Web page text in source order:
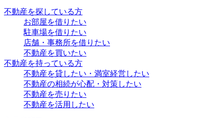
不動産を探している方
お部屋を借りたい
駐車場を借りたい
店舗・事務所を借りたい
不動産を買いたい
不動産を持っている方
不動産を貸したい・満室経営したい
不動産の相続が心配・対策したい
不動産を売りたい
不動産を活用したい